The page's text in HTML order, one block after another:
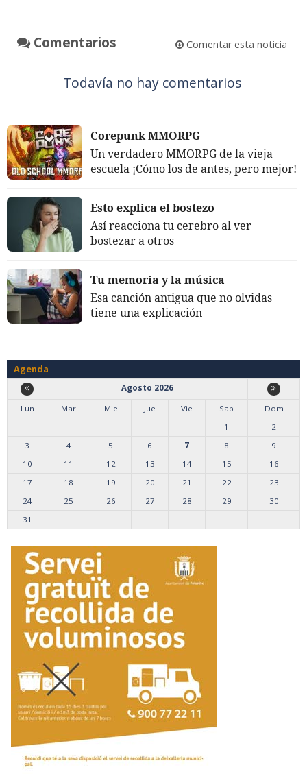
Comentarios Comentar esta noticia
Todavía no hay comentarios
Corepunk MMORPG
Un verdadero MMORPG de la vieja
escuela ¡Cómo los de antes, pero mejor!
Esto explica el bostezo
Así reacciona tu cerebro al ver
bostezar a otros
Tu memoria y la música
Esa canción antigua que no olvidas
tiene una explicación
Agenda
Agosto 2026
Lun
Mar Mie Jue Vie Sab
Dom
1
2
3
4 5 6 7 8
9
10
11 12 13 14 15
16
17
18 19 20 21 22
23
24
25 26 27 28 29
30
31